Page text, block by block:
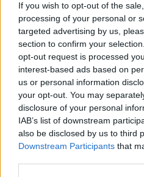
If you wish to opt-out of the
processing of your personal or
targeted advertising by us,
section to confirm your
opt-out request is processed
interest-based ads based on
us or personal information
your opt-out. You may
disclosure of your personal
IAB’s list of downstream
also be disclosed by us to third
Downstream Participants that